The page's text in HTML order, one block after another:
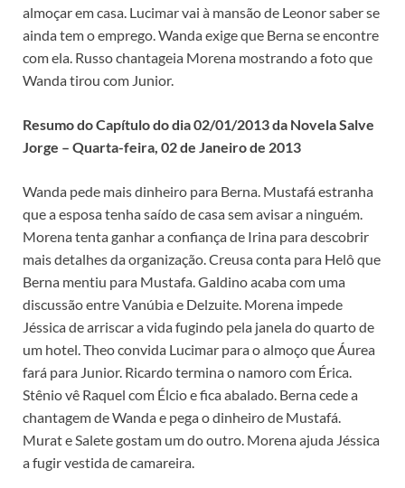
almoçar em casa. Lucimar vai à mansão de Leonor saber se
ainda tem o emprego. Wanda exige que Berna se encontre
com ela. Russo chantageia Morena mostrando a foto que
Wanda tirou com Junior.
Resumo do Capítulo do dia 02/01/2013 da Novela Salve
Jorge – Quarta-feira, 02 de Janeiro de 2013
Wanda pede mais dinheiro para Berna. Mustafá estranha
que a esposa tenha saído de casa sem avisar a ninguém.
Morena tenta ganhar a confiança de Irina para descobrir
mais detalhes da organização. Creusa conta para Helô que
Berna mentiu para Mustafa. Galdino acaba com uma
discussão entre Vanúbia e Delzuite. Morena impede
Jéssica de arriscar a vida fugindo pela janela do quarto de
um hotel. Theo convida Lucimar para o almoço que Áurea
fará para Junior. Ricardo termina o namoro com Érica.
Stênio vê Raquel com Élcio e fica abalado. Berna cede a
chantagem de Wanda e pega o dinheiro de Mustafá.
Murat e Salete gostam um do outro. Morena ajuda Jéssica
a fugir vestida de camareira.